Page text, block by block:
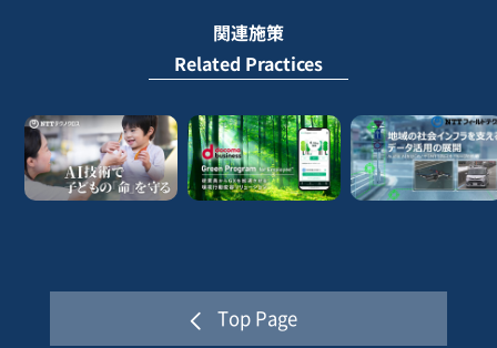
の建設的な対話や歩み寄りを促すことができるようにな
We are developing VR training to promote awareness of
the unconscious bias that inhibits DE & I in teams with
working parents, together. In the past, VR training was
limited to a passive experience with a single point of
関連施策
Related Practices
Top Page